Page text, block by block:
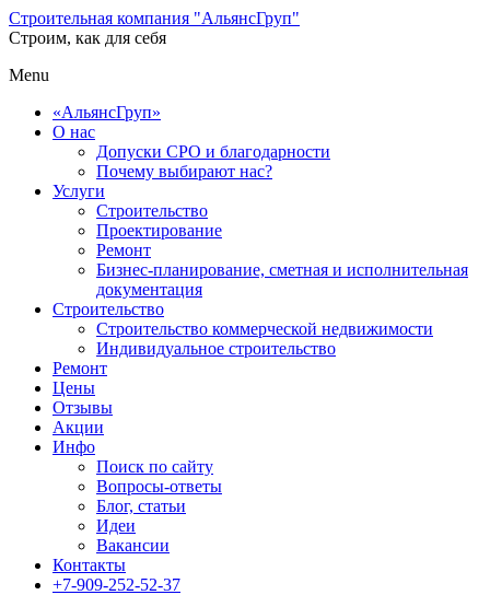
Строительная компания "АльянсГруп"
Строим, как для себя
Menu
«АльянсГруп»
О нас
Допуски СРО и благодарности
Почему выбирают нас?
Услуги
Строительство
Проектирование
Ремонт
Бизнес-планирование, сметная и исполнительная
документация
Строительство
Строительство коммерческой недвижимости
Индивидуальное строительство
Ремонт
Цены
Отзывы
Акции
Инфо
Поиск по сайту
Вопросы-ответы
Блог, статьи
Идеи
Вакансии
Контакты
+7-909-252-52-37